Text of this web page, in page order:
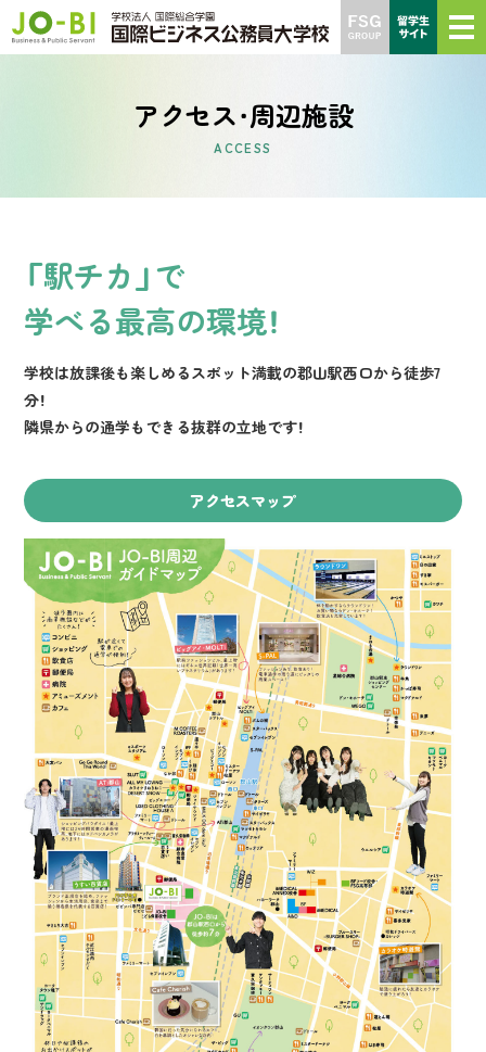
アクセス・周辺施設
ACCESS
「駅チカ」で
学べる最高の環境！
学校は放課後も楽しめるスポット満載の郡山駅西口から徒歩7
分！
隣県からの通学もできる抜群の立地です！
アクセスマップ